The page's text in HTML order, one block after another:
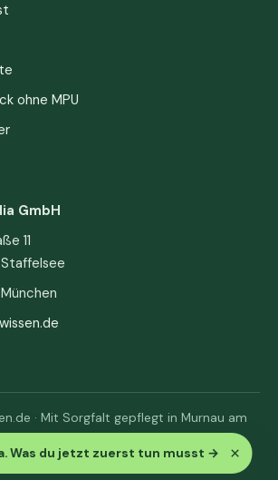
Was du jetzt zuerst tun musst → ×
ohne MPU
GmbH
11
· Mit Sorgfalt gepflegt in Murnau am
& AGB